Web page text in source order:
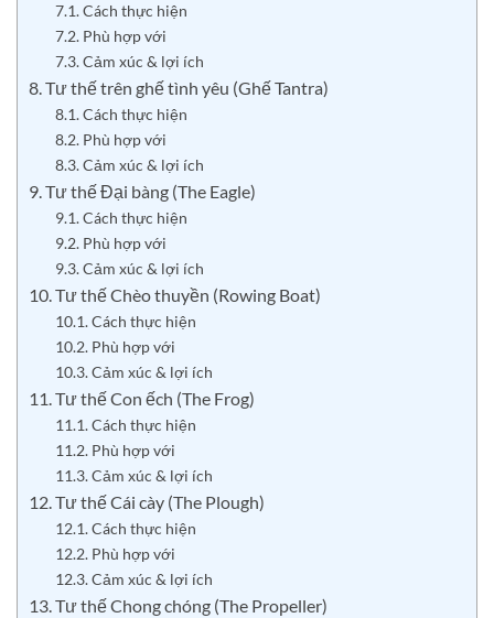
7.1. Cách thực hiện
7.2. Phù hợp với
7.3. Cảm xúc & lợi ích
8. Tư thế trên ghế tình yêu (Ghế Tantra)
8.1. Cách thực hiện
8.2. Phù hợp với
8.3. Cảm xúc & lợi ích
9. Tư thế Đại bàng (The Eagle)
9.1. Cách thực hiện
9.2. Phù hợp với
9.3. Cảm xúc & lợi ích
10. Tư thế Chèo thuyền (Rowing Boat)
10.1. Cách thực hiện
10.2. Phù hợp với
10.3. Cảm xúc & lợi ích
11. Tư thế Con ếch (The Frog)
11.1. Cách thực hiện
11.2. Phù hợp với
11.3. Cảm xúc & lợi ích
12. Tư thế Cái cày (The Plough)
12.1. Cách thực hiện
12.2. Phù hợp với
12.3. Cảm xúc & lợi ích
13. Tư thế Chong chóng (The Propeller)